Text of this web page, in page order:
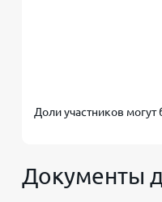
Доли участников
Документы